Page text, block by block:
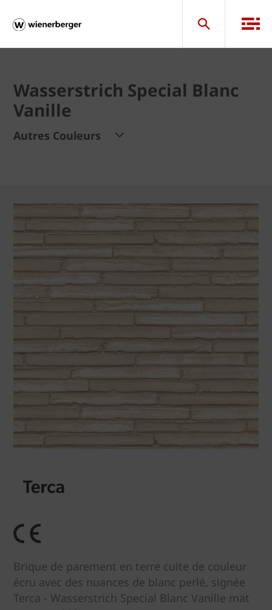
Wasserstrich Special Blanc
Vanille
Autres Couleurs
Brique de parement en terre cuite de couleur
écru avec des nuances de blanc perlé, signée
Terca - Wasserstrich Special Blanc Vanille mat